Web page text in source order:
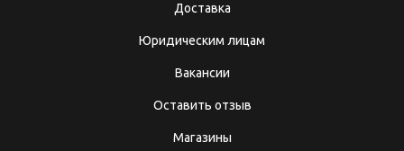
Доставка
Юридическим лицам
Вакансии
Оставить отзыв
Магазины